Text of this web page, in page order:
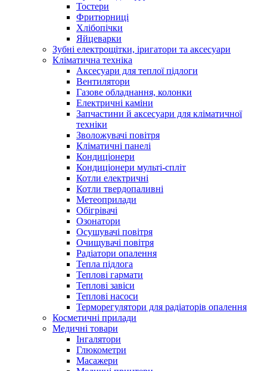
Тостери
Фритюрниці
Хлібопічки
Яйцеварки
Зубні електрощітки, іригатори та аксесуари
Кліматична техніка
Аксесуари для теплої підлоги
Вентилятори
Газове обладнання, колонки
Електричні каміни
Запчастини й аксесуари для кліматичної
техніки
Зволожувачі повітря
Кліматичні панелі
Кондиціонери
Кондиціонери мульті-спліт
Котли електричні
Котли твердопаливні
Метеоприлади
Обігрівачі
Озонатори
Осушувачі повітря
Очищувачі повітря
Радіатори опалення
Тепла підлога
Теплові гармати
Теплові завіси
Теплові насоси
Терморегулятори для радіаторів опалення
Косметичні прилади
Медичні товари
Інгалятори
Глюкометри
Масажери